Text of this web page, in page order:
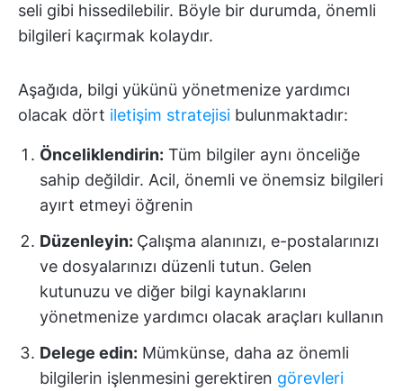
seli gibi hissedilebilir. Böyle bir durumda, önemli
bilgileri kaçırmak kolaydır.
Aşağıda, bilgi yükünü yönetmenize yardımcı
olacak dört iletişim stratejisi bulunmaktadır:
Önceliklendirin: Tüm bilgiler aynı önceliğe
sahip değildir. Acil, önemli ve önemsiz bilgileri
ayırt etmeyi öğrenin
Düzenleyin: Çalışma alanınızı, e-postalarınızı
ve dosyalarınızı düzenli tutun. Gelen
kutunuzu ve diğer bilgi kaynaklarını
yönetmenize yardımcı olacak araçları kullanın
Delege edin: Mümkünse, daha az önemli
bilgilerin işlenmesini gerektiren görevleri